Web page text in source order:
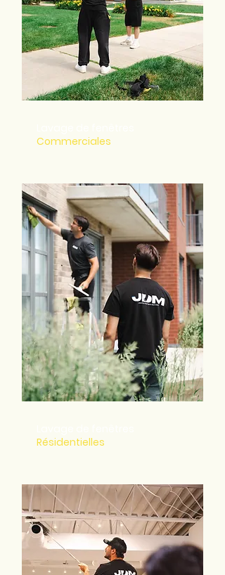
Commerciales
Résidentielles